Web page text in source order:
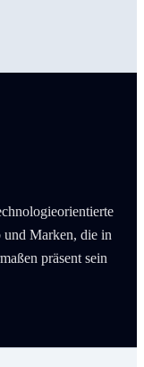
und Marken, die in
präsent sein